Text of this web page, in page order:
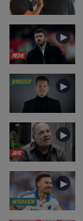
MEDIE
►
NYHEDER ►
AVIS
►
INTERVIEW
►